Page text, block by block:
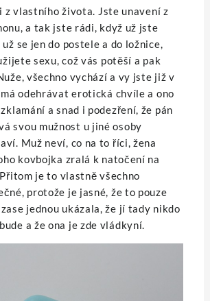
z vlastního života. Jste unavení z
a tak jste rádi, když už jste
se jen do postele a do ložnice,
sexu, což vás potěší a pak
všechno vychází a vy jste již v
odehrávat erotická chvíle a ono
a snad i podezření, že pán
svou mužnost u jiné osoby
Muž neví, co na to říci, žena
kovbojka zralá k natočení na
je to vlastně všechno
protože je jasné, že to pouze
jednou ukázala, že jí tady nikdo
a že ona je zde vládkyní.